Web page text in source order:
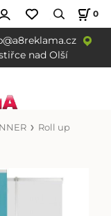
0
nad Olší
Roll up